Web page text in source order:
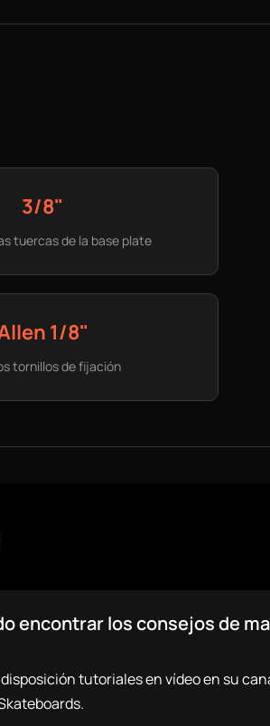
3/8"
tuercas de la base plate
1/8"
tornillos de fijación
encontrar los consejos de
tutoriales en vídeo en su